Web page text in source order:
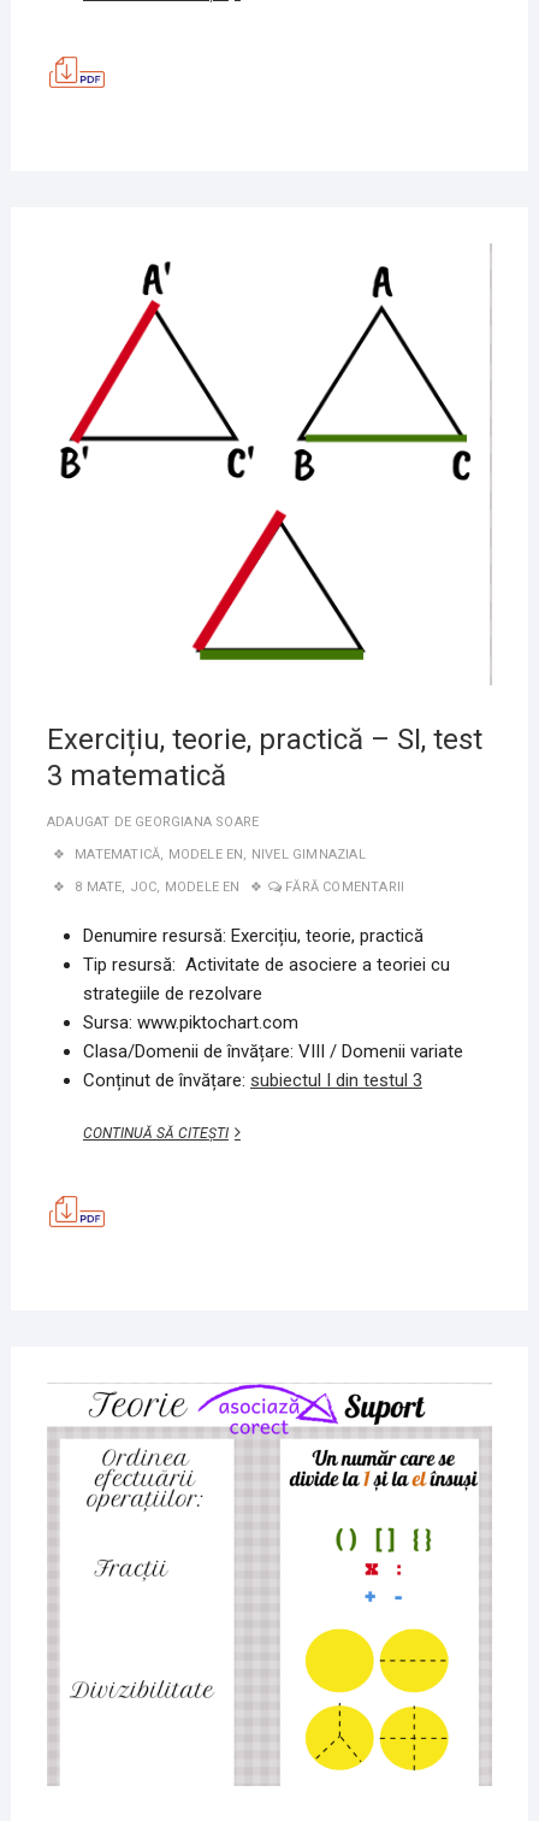
Exercițiu, teorie, practică – SI, test
3 matematică
ADAUGAT DE GEORGIANA SOARE
MATEMATICĂ, MODELE EN , NIVEL GIMNAZIAL
8 MATE, JOC, MODELE EN FĂRĂ COMENTARII
Denumire resursă: Exercițiu, teorie, practică
Tip resursă: Activitate de asociere a teoriei cu
strategiile de rezolvare
Sursa: www.piktochart.com
Clasa/Domenii de învățare: VIII / Domenii variate
Conținut de învățare: subiectul I din testul 3
CONTINUĂ SĂ CITEȘTIEXERCIȚIU,